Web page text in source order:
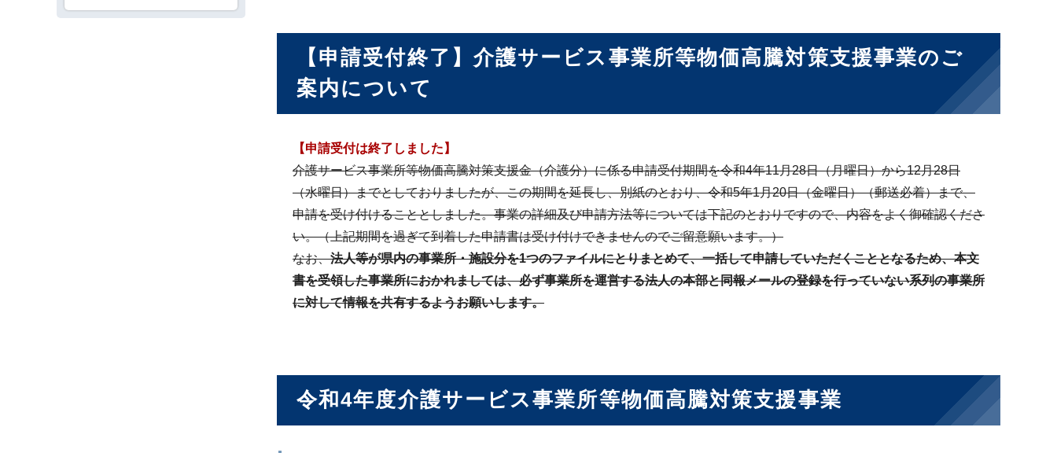
【申請受付終了】介護サービス事業所等物価高騰対策支援事業のご
案内について
【申請受付は終了しました】
介護サービス事業所等物価高騰対策支援金（介護分）に係る申請受付期間を令和4年11月28日（月曜日）から12月28日
（水曜日）までとしておりましたが、この期間を延長し、別紙のとおり、令和5年1月20日（金曜日）（郵送必着）まで、
申請を受け付けることとしました。事業の詳細及び申請方法等については下記のとおりですので、内容をよく御確認くださ
い。（上記期間を過ぎて到着した申請書は受け付けできませんのでご留意願います。）
なお、法人等が県内の事業所・施設分を1つのファイルにとりまとめて、一括して申請していただくこととなるため、本文
書を受領した事業所におかれましては、必ず事業所を運営する法人の本部と同報メールの登録を行っていない系列の事業所
に対して情報を共有するようお願いします。
令和4年度介護サービス事業所等物価高騰対策支援事業